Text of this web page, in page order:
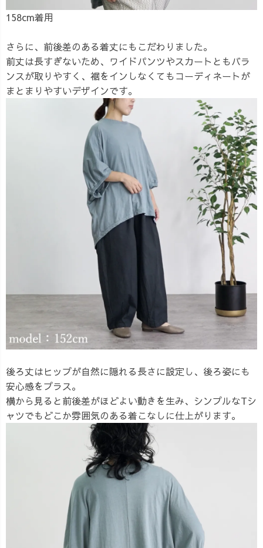
158cm着用
さらに、前後差のある着丈にもこだわりました。
前丈は長すぎないため、ワイドパンツやスカートともバラ
ンスが取りやすく、裾をインしなくてもコーディネートが
まとまりやすいデザインです。
後ろ丈はヒップが自然に隠れる長さに設定し、後ろ姿にも
安心感をプラス。
横から見ると前後差がほどよい動きを生み、シンプルなTシ
ャツでもどこか雰囲気のある着こなしに仕上がります。